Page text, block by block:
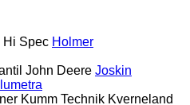
Hi Spec Holmer
John Deere Joskin
Kumm Technik Kverneland